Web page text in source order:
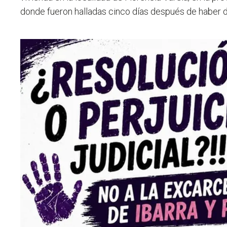
donde fueron halladas cinco días después de haber